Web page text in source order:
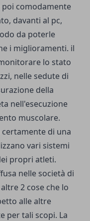
comodamente
davanti al pc,
da poterle
i miglioramenti. il
lo stato
nelle sedute di
della
nell'esecuzione
muscolare.
di una
vari sistemi
propri atleti.
nelle società di
2 cose che lo
alle altre
per tali scopi. La